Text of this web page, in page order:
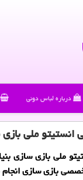
درباره لباس دونی
انستیتو ملی
ملی بازی سازی
بازی سازی